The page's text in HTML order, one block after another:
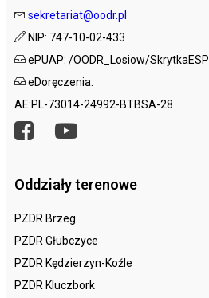
sekretariat@oodr.pl
NIP: 747-10-02-433
ePUAP: /OODR_Losiow/SkrytkaESP
eDoręczenia:
AE:PL-73014-24992-BTBSA-28
Oddziały terenowe
PZDR Brzeg
PZDR Głubczyce
PZDR Kędzierzyn-Koźle
PZDR Kluczbork